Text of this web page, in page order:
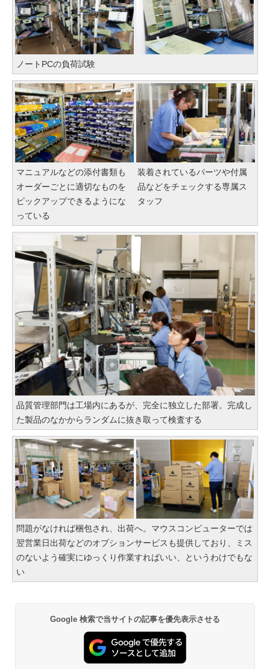
ノートPCの負荷試験
マニュアルなどの添付書類も
オーダーごとに適切なものを
ピックアップできるようにな
っている
装着されているパーツや付属
品などをチェックする専属ス
タッフ
品質管理部門は工場内にあるが、完全に独立した部署。完成し
た製品のなかからランダムに抜き取って検査する
問題がなければ梱包され、出荷へ。マウスコンピューターでは
翌営業日出荷などのオプションサービスも提供しており、ミス
のないよう確実にゆっくり作業すればいい、というわけでもな
い
Google 検索で当サイトの記事を優先表示させる